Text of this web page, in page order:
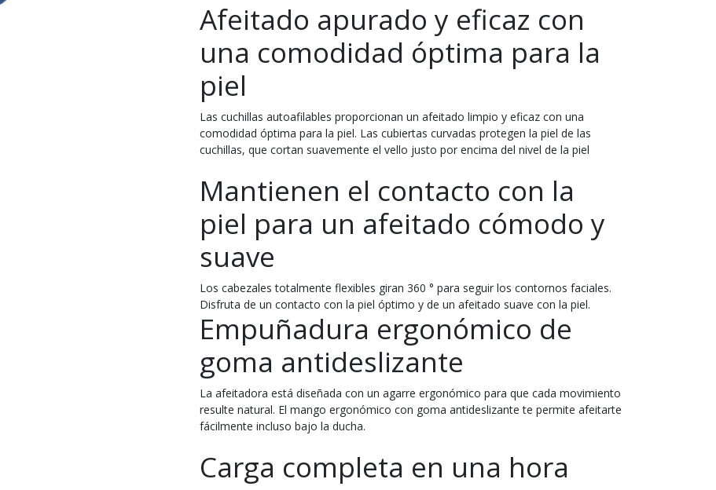
Afeitado apurado y eficaz con
una comodidad óptima para la
piel
Las cuchillas autoafilables proporcionan un afeitado limpio y eficaz con una
comodidad óptima para la piel. Las cubiertas curvadas protegen la piel de las
cuchillas, que cortan suavemente el vello justo por encima del nivel de la piel
Mantienen el contacto con la
piel para un afeitado cómodo y
suave
Los cabezales totalmente flexibles giran 360 ° para seguir los contornos faciales.
Disfruta de un contacto con la piel óptimo y de un afeitado suave con la piel.
Empuñadura ergonómico de
goma antideslizante
La afeitadora está diseñada con un agarre ergonómico para que cada movimiento
resulte natural. El mango ergonómico con goma antideslizante te permite afeitarte
fácilmente incluso bajo la ducha.
Carga completa en una hora